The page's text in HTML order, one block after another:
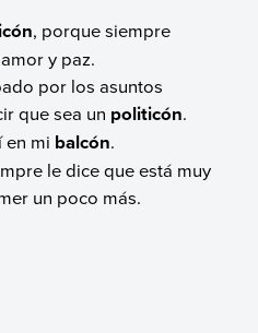
, porque siempre
y paz.
por los asuntos
que sea un politicón.
mi balcón.
le dice que está muy
un poco más.